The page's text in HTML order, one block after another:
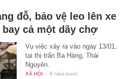
đỗ, bảo vệ leo lên xe
cả một dãy chợ
Vụ việc xảy ra vào ngày 13/01,
tại thị trấn Ba Hàng, Thái
Nguyên.
XÃ HỘI - 9 năm trước